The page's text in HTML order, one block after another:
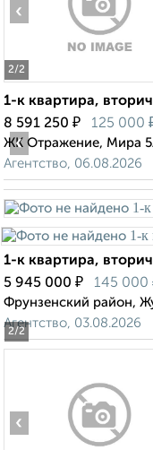
2/2
‹
1-к квартира,
8 591 250 ₽ 125 000
ЖК Отражение, Мира
Агентство, 06.08.2026
2/2
‹
1-к квартира,
5 945 000 ₽ 145 000
Фрунзенский район,
Агентство, 03.08.2026
‹